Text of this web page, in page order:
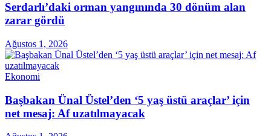
Serdarlı’daki orman yangınında 30 dönüm alan
zarar gördü
Ağustos 1, 2026
Ekonomi
Başbakan Ünal Üstel’den ‘5 yaş üstü araçlar’ için
net mesaj: Af uzatılmayacak